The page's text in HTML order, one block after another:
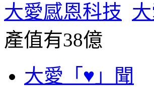
大愛感恩科技
產值有38億
大愛「♥」聞